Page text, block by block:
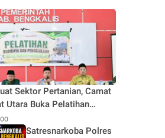
Sektor Pertanian, Camat
Utara Buka Pelatihan
dan Pengelolaan Hasil
Pertanian di Desa Teluk
Satresnarkoba Polres